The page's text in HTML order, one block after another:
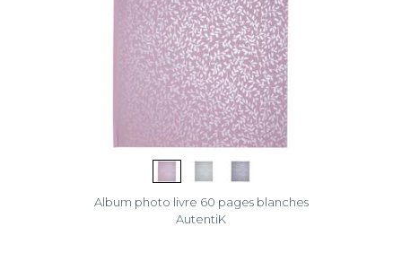
Album photo livre 60 pages blanches
AutentiK